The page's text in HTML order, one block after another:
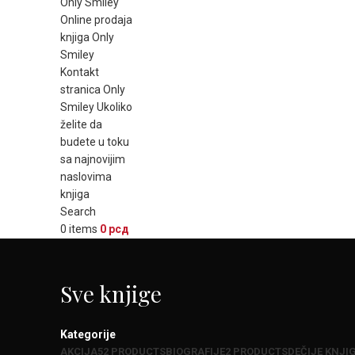
Search
0 items 0 рсд
Sve knjige
Kategorije
AKCIJA52 PRODUCTSBIOGRAFIJE2 PRODUCTSDEČIJE